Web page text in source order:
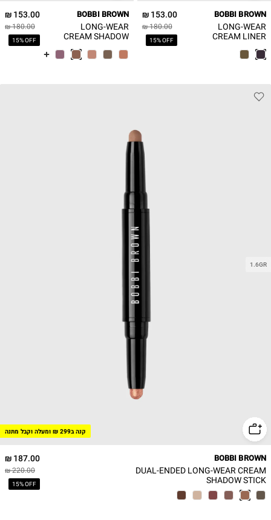
153.00 ₪
180.00 ₪
15% OFF
BOBBI BROWN
LONG-WEAR
CREAM LINER
153.00 ₪
180.00 ₪
15% OFF
BOBBI BROWN
LONG-WEAR
CREAM SHADOW
קנה ב299 ₪ ומעלה וקבל מתנה
1.6GR
187.00 ₪
220.00 ₪
15% OFF
BOBBI BROWN
DUAL-ENDED LONG-WEAR CREAM
SHADOW STICK